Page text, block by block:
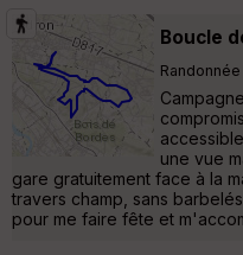
Boucle
une vue
gare gratuitement face à la
travers champ, sans
pour me faire fête et